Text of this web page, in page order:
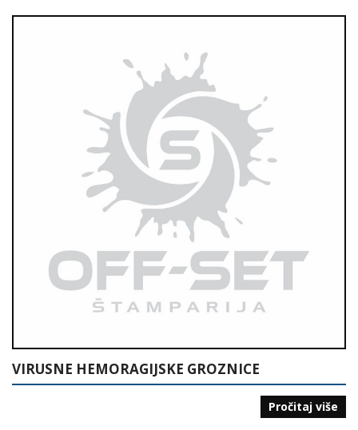
VIRUSNE HEMORAGIJSKE GROZNICE
Pročitaj više